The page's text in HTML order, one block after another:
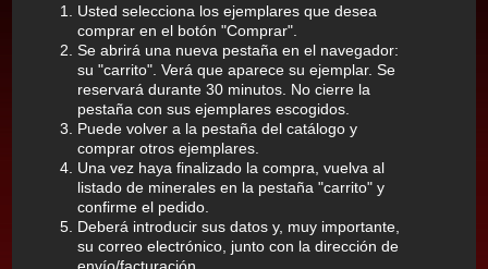
Usted selecciona los ejemplares que desea
comprar en el botón "Comprar".
Se abrirá una nueva pestaña en el navegador:
su "carrito". Verá que aparece su ejemplar. Se
reservará durante 30 minutos. No cierre la
pestaña con sus ejemplares escogidos.
Puede volver a la pestaña del catálogo y
comprar otros ejemplares.
Una vez haya finalizado la compra, vuelva al
listado de minerales en la pestaña "carrito" y
confirme el pedido.
Deberá introducir sus datos y, muy importante,
su correo electrónico, junto con la dirección de
envío/facturación.